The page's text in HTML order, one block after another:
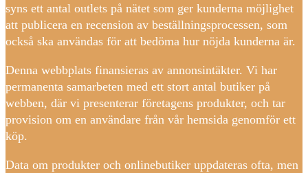
syns ett antal outlets på nätet som ger kunderna möjlighet
att publicera en recension av beställningsprocessen, som
också ska användas för att bedöma hur nöjda kunderna är.
Denna webbplats finansieras av annonsintäkter. Vi har
permanenta samarbeten med ett stort antal butiker på
webben, där vi presenterar företagens produkter, och tar
provision om en användare från vår hemsida genomför ett
köp.
Data om produkter och onlinebutiker uppdateras ofta, men